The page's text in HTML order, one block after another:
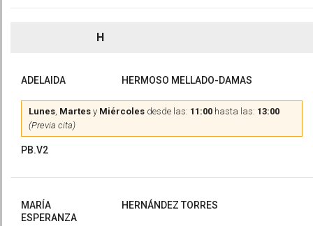
H
ADELAIDA HERMOSO MELLADO-DAMAS
Lunes, Martes y Miércoles desde las: 11:00 hasta las: 13:00
(Previa cita)
PB.V2
MARÍA
ESPERANZA
HERNÁNDEZ TORRES